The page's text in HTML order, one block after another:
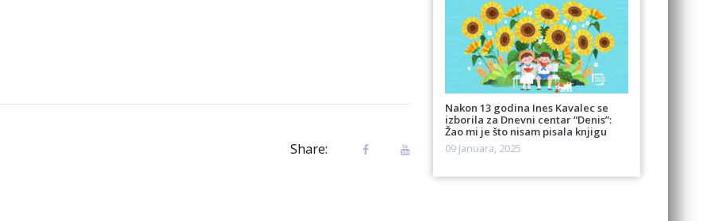
Share:
Nakon 13 godina Ines Kavalec se
izborila za Dnevni centar “Denis”:
Žao mi je što nisam pisala knjigu
09 Januara, 2025